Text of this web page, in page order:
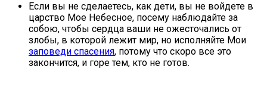
Если вы не сделаетесь, как дети, вы не войдете в
царство Мое Небесное, посему наблюдайте за
собою, чтобы сердца ваши не ожесточались от
злобы, в которой лежит мир, но исполняйте Мои
заповеди спасения, потому что скоро все это
закончится, и горе тем, кто не готов.